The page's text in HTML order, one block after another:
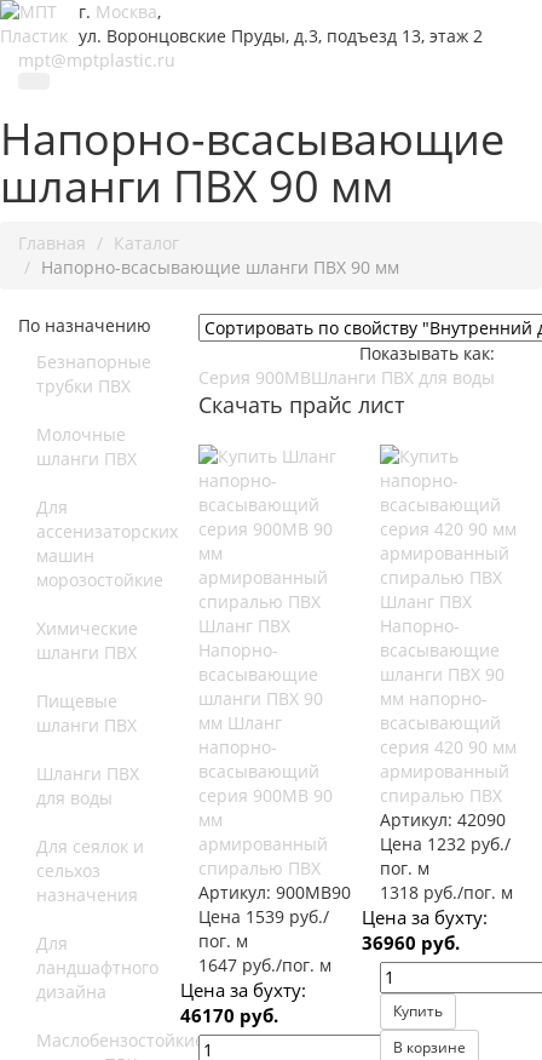
г. Москва,
ул. Воронцовские Пруды, д.3, подъезд 13, этаж 2
mpt@mptplastic.ru
Напорно-всасывающие
шланги ПВХ 90 мм
Главная
Каталог
Напорно-всасывающие шланги ПВХ 90 мм
По назначению
Безнапорные
трубки ПВХ
Молочные
шланги ПВХ
Для
ассенизаторских
машин
морозостойкие
Химические
шланги ПВХ
Пищевые
шланги ПВХ
Шланги ПВХ
для воды
Для сеялок и
сельхоз
назначения
Для
ландшафтного
дизайна
Маслобензостойкие
Показывать как:
Серия 900MBШланги ПВХ для воды
Скачать прайс лист
Шланг ПВХ
Напорно-
всасывающие
шланги ПВХ 90
мм Шланг
напорно-
всасывающий
серия 900MB 90
мм
армированный
спиралью ПВХ
Артикул:900MB90
Цена 1539 руб./
пог. м
1647 руб./пог. м
Цена за бухту:
46170 руб.
Шланг ПВХ
Напорно-
всасывающие
шланги ПВХ 90
мм напорно-
всасывающий
серия 420 90 мм
армированный
спиралью ПВХ
Артикул: 42090
Цена 1232 руб./
пог. м
1318 руб./пог. м
Цена за бухту:
36960 руб.
Купить
В корзине